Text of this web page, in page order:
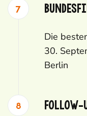
Die
30.
Berlin
Follow-